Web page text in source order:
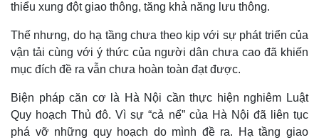
Vụ án
Tin nóng
Tư vấn luật
Quân sự - Quốc phòng
Vũ khí
Việt Nam
Phân tích
thiểu xung đột giao thông, tăng khả năng lưu thông.
Thế nhưng, do hạ tầng chưa theo kịp với sự phát triển của
vận tải cùng với ý thức của người dân chưa cao đã khiến
mục đích đề ra vẫn chưa hoàn toàn đạt được.
Biện pháp căn cơ là Hà Nội cần thực hiện nghiêm Luật
Quy hoạch Thủ đô. Vì sự “cả nể” của Hà Nội đã liên tục
phá vỡ những quy hoạch do mình đề ra. Hạ tầng giao